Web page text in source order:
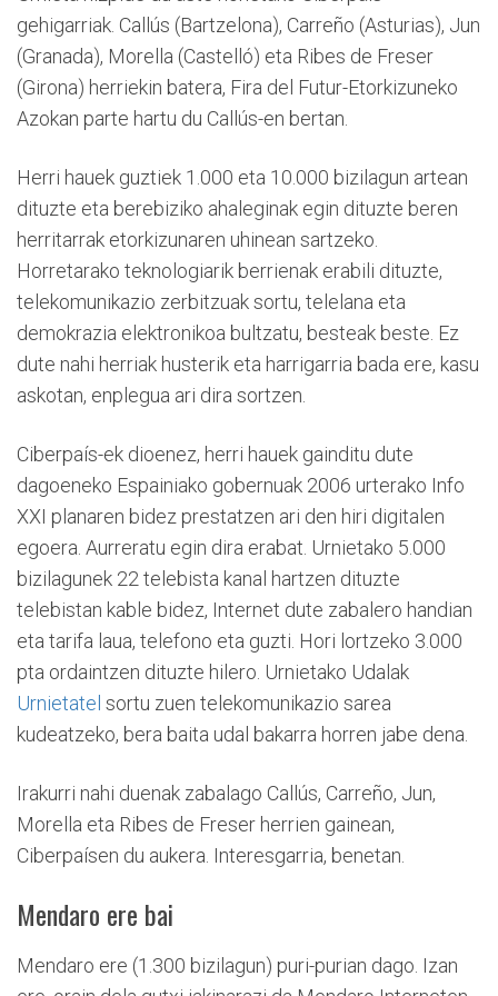
gehigarriak. Callús (Bartzelona), Carreño (Asturias), Jun
(Granada), Morella (Castelló) eta Ribes de Freser
(Girona) herriekin batera, Fira del Futur-Etorkizuneko
Azokan parte hartu du Callús-en bertan.
Herri hauek guztiek 1.000 eta 10.000 bizilagun artean
dituzte eta berebiziko ahaleginak egin dituzte beren
herritarrak etorkizunaren uhinean sartzeko.
Horretarako teknologiarik berrienak erabili dituzte,
telekomunikazio zerbitzuak sortu, telelana eta
demokrazia elektronikoa bultzatu, besteak beste. Ez
dute nahi herriak husterik eta harrigarria bada ere, kasu
askotan, enplegua ari dira sortzen.
Ciberpaís-ek dioenez, herri hauek gainditu dute
dagoeneko Espainiako gobernuak 2006 urterako Info
XXI planaren bidez prestatzen ari den hiri digitalen
egoera. Aurreratu egin dira erabat. Urnietako 5.000
bizilagunek 22 telebista kanal hartzen dituzte
telebistan kable bidez, Internet dute zabalero handian
eta tarifa laua, telefono eta guzti. Hori lortzeko 3.000
pta ordaintzen dituzte hilero. Urnietako Udalak
Urnietatel sortu zuen telekomunikazio sarea
kudeatzeko, bera baita udal bakarra horren jabe dena.
Irakurri nahi duenak zabalago Callús, Carreño, Jun,
Morella eta Ribes de Freser herrien gainean,
Ciberpaísen du aukera. Interesgarria, benetan.
Mendaro ere bai
Mendaro ere (1.300 bizilagun) puri-purian dago. Izan